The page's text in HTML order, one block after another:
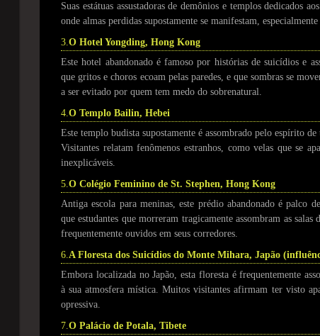
Suas estátuas assustadoras de demônios e templos dedicados
onde almas perdidas supostamente se manifestam,
3.O Hotel Yongding, Hong Kong
Este hotel abandonado é famoso por histórias de suicídios e
que gritos e choros ecoam pelas paredes, e que sombras se
a ser evitado por quem tem medo do sobrenatural.
4.O Templo Bailin, Hebei
Este templo budista supostamente é assombrado pelo espírito
Visitantes relatam fenômenos estranhos, como velas que se
inexplicáveis.
5.O Colégio Feminino de St. Stephen, Hong Kong
Antiga escola para meninas, este prédio abandonado é palco
que estudantes que morreram tragicamente assombram as salas
frequentemente ouvidos em seus corredores.
6.A Floresta dos Suicídios do Monte Mihara, Japão
Embora localizada no Japão, esta floresta é frequentemente
à sua atmosfera mística. Muitos visitantes afirmam ter visto
opressiva.
7.O Palácio de Potala, Tibete